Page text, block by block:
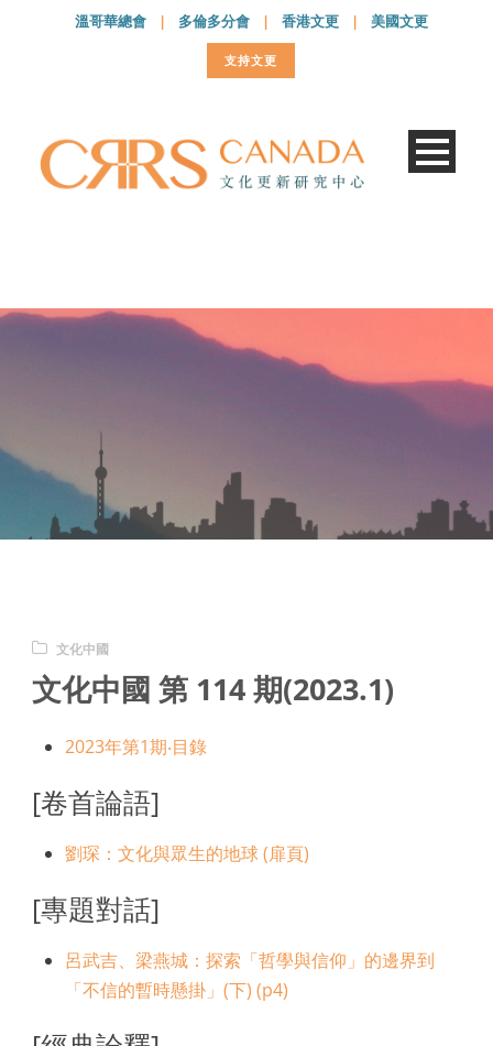
溫哥華總會 | 多倫多分會 | 香港文更 | 美國文更
支持文更
文化中國
文化中國 第 114 期(2023.1)
2023年第1期‧目錄
[卷首論語]
劉琛：文化與眾生的地球 (扉頁)
[專題對話]
呂武吉、梁燕城：探索「哲學與信仰」的邊界到
「不信的暫時懸掛」(下) (p4)